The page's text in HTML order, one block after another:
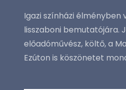
Igazi színházi
lisszaboni bemutatójára.
előadóművész, költő, a
Ezúton is köszönetet